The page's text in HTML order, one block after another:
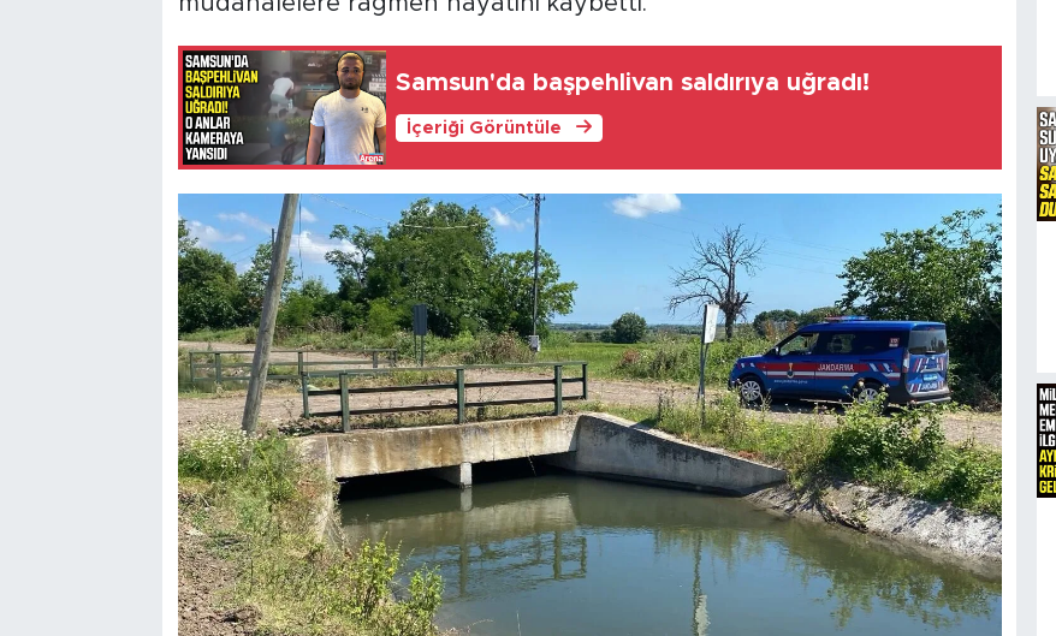
Samsun'da başpehlivan saldırıya uğradı!
İçeriği Görüntüle